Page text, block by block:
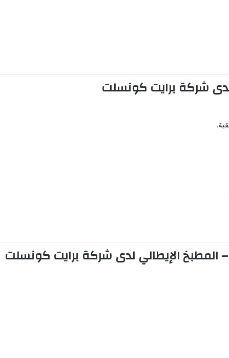
شركة برايت كونسلت
شركة برايت كونسلت